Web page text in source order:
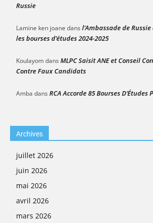
Russie
Lamine ken joane dans l’Ambassade de
les bourses d’études 2024-2025
Koulayomdans MLPC Saisit ANE et Conseil
Contre Faux Candidats
Amba dans RCA Accorde 85 Bourses D’Études
Archives
juillet 2026
juin 2026
mai 2026
avril 2026
mars 2026